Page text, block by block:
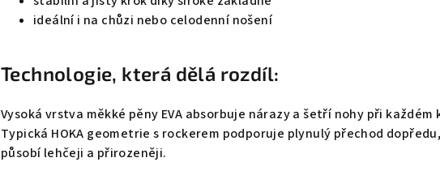
ideální i na chůzi nebo celodenní nošení
Technologie, která dělá rozdíl:
Vysoká vrstva měkké pěny EVA absorbuje nárazy a šetří nohy při každém
Typická HOKA geometrie s rockerem podporuje plynulý přechod
působí lehčeji a přirozeněji.